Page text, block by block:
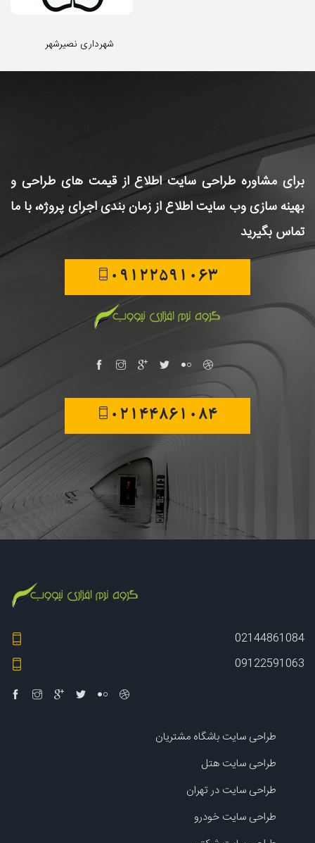
شهرداری نصیرشهر
برای مشاوره طراحی سایتاطلاع از قیمت های طراحی و
بهینه سازی وب سایتاطلاع از زمان بندی اجرای پروژه، با ما
تماس بگیرید
09122591063
02144861084
02144861084
09122591063
طراحی سایت باشگاه مشتریان
طراحی سایت هتل
طراحی سایت در تهران
طراحی سایت خودرو